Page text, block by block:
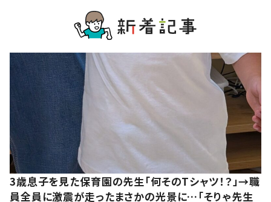
3歳息子を見た保育園の先生「何そのTシャツ！？」→職
員全員に激震が走ったまさかの光景に…「そりゃ先生